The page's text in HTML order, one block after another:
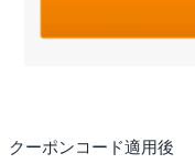
クーポンコード適用後